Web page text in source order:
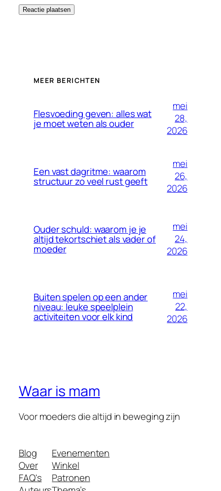
MEER BERICHTEN
Flesvoeding geven: alles wat
je moet weten als ouder
mei
28,
2026
Een vast dagritme: waarom
structuur zo veel rust geeft
mei
26,
2026
Ouder schuld: waarom je je
altijd tekortschiet als vader of
moeder
mei
24,
2026
Buiten spelen op een ander
niveau: leuke speelplein
activiteiten voor elk kind
mei
22,
2026
Waar is mam
Voor moeders die altijd in beweging zijn
Blog
Over
FAQ's
Evenementen
Winkel
Patronen